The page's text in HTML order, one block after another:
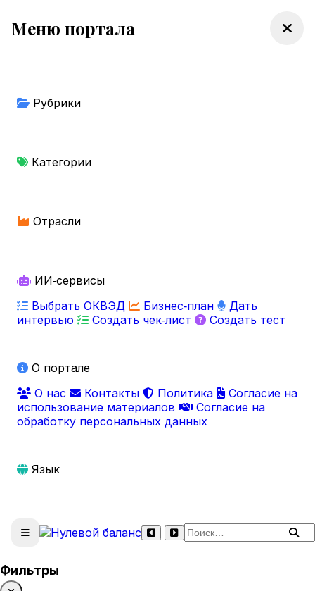
Меню портала
Рубрики
Категории
Отрасли
ИИ‑сервисы
Выбрать ОКВЭД
Бизнес‑план
Дать
интервью
Создать чек‑лист Создать тест
О портале
О нас
Контакты Политика
Согласие на
использование материалов
Согласие на
обработку персональных данных
Язык
Поиск по сайту
Фильтры